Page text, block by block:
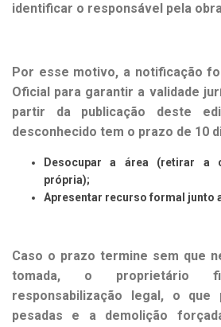
identificar o responsável pela
Por esse motivo, a notificação
Oficial para garantir a validade
partir da publicação deste
desconhecido tem o prazo de 10
Desocupar a área (retirar a
própria);
Apresentar recurso formal junto
Caso o prazo termine sem que
tomada, o proprietário
responsabilização legal, o que
pesadas e a demolição